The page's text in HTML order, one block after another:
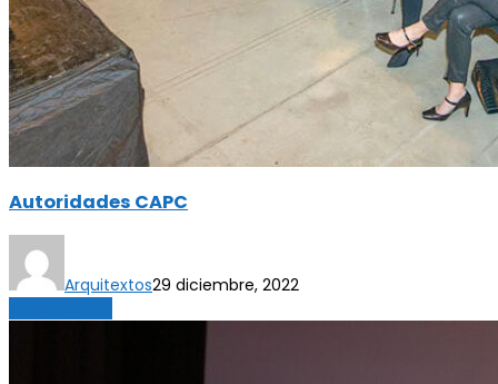
Autoridades CAPC
Arquitextos29 diciembre, 2022